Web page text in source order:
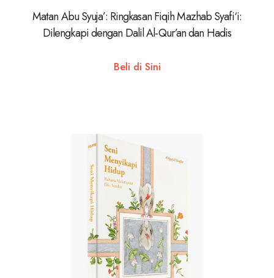
Matan Abu Syuja’: Ringkasan Fiqih Mazhab Syafi‘i:
Dilengkapi dengan Dalil Al-Qur’an dan Hadis
Beli di Sini